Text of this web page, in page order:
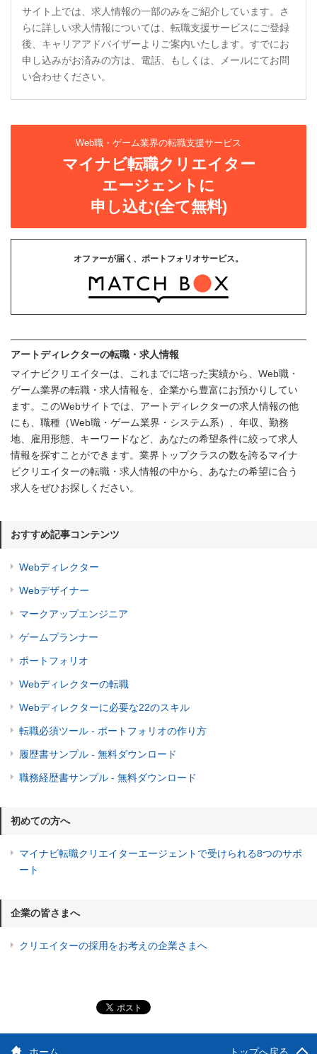
サイト上では、求人情報の一部のみをご紹介しています。さ
らに詳しい求人情報については、転職支援サービスにご登録
後、キャリアアドバイザーよりご案内いたします。すでにお
申し込みがお済みの方は、電話、もしくは、メールにてお問
い合わせください。
Web職・ゲーム業界の転職支援サービス
マイナビ転職クリエイター
エージェントに
申し込む(全て無料)
オファーが届く、ポートフォリオサービス。
アートディレクターの転職・求人情報
マイナビクリエイターは、これまでに培った実績から、Web職・
ゲーム業界の転職・求人情報を、企業から豊富にお預かりしてい
ます。このWebサイトでは、アートディレクターの求人情報の他
にも、職種（Web職・ゲーム業界・システム系）、年収、勤務
地、雇用形態、キーワードなど、あなたの希望条件に絞って求人
情報を探すことができます。業界トップクラスの数を誇るマイナ
ビクリエイターの転職・求人情報の中から、あなたの希望に合う
求人をぜひお探しください。
おすすめ記事コンテンツ
Webディレクター
Webデザイナー
マークアップエンジニア
ゲームプランナー
ポートフォリオ
Webディレクターの転職
Webディレクターに必要な22のスキル
転職必須ツール - ポートフォリオの作り方
履歴書サンプル - 無料ダウンロード
職務経歴書サンプル - 無料ダウンロード
初めての方へ
マイナビ転職クリエイターエージェントで受けられる8つのサポ
ート
企業の皆さまへ
クリエイターの採用をお考えの企業さまへ